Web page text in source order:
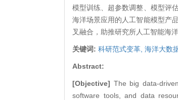
模型训练、超参数调整、模型评
海洋场景应用的人工智能模型产品
叉融合，助推研究所人工智能海
关键词: 科研范式变革, 海洋大数
Abstract:
[Objective] The big data-
software tools, and data